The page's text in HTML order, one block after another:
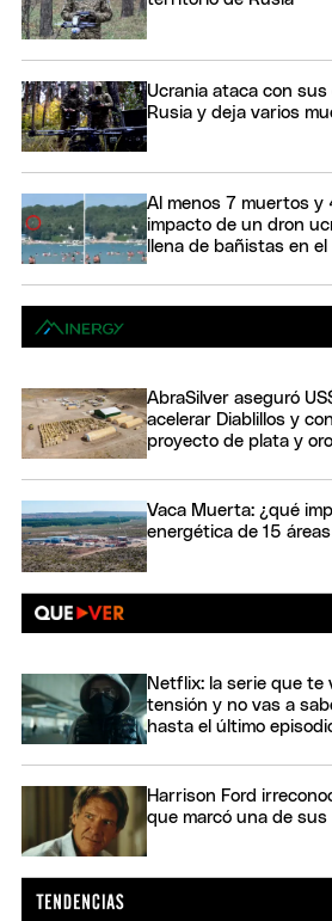
Ucrania ataca con
Rusia y deja varios
Al menos 7 muertos y
impacto de un dron
llena de bañistas en
AbraSilver aseguró
acelerar Diablillos y
proyecto de plata y oro
Vaca Muerta: ¿qué
energética de 15
Netflix: la serie que te
tensión y no vas a
hasta el último
Harrison Ford
que marcó una de